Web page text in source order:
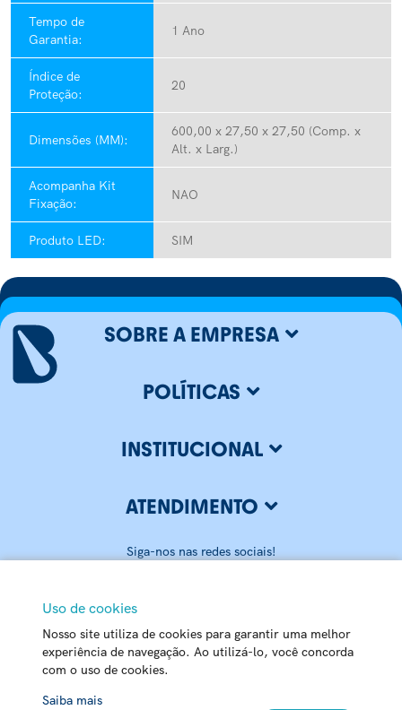
Tempo de
Garantia:
1 Ano
Índice de
Proteção:
20
Dimensões (MM):
600,00 x 27,50 x 27,50 (Comp. x
Alt. x Larg.)
Acompanha Kit
Fixação:
NAO
Produto LED: SIM
SOBRE A EMPRESA
POLÍTICAS
INSTITUCIONAL
ATENDIMENTO
Siga-nos nas redes sociais!
BLUMENAU ILUMINAÇÃO LTDA
CNPJ: 79.416.459/0001-20
520 - Blumenau - SC | Centro de Distribuição – Rua Bahia, 7800
Uso de cookies
Nosso site utiliza de cookies para garantir uma melhor
experiência de navegação. Ao utilizá-lo, você concorda
com o uso de cookies.
Saiba mais
Chat